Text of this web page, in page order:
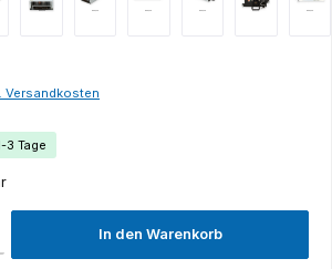
Versandkosten
3 Tage
In den Warenkorb